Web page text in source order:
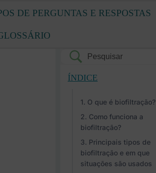
DE PERGUNTAS E RESPOSTAS
ÍNDICE
O que é biofiltração?
Como funciona a
biofiltração?
Principais tipos de
biofiltração e em que
situações são usados